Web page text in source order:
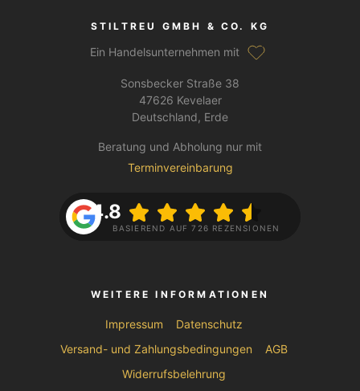
STILTREU GMBH & CO. KG
Ein Handelsunternehmen mit
Sonsbecker Straße 38
47626 Kevelaer
Deutschland, Erde
Beratung und Abholung nur mit
Terminvereinbarung
4.8
BASIEREND AUF 726 REZENSIONEN
WEITERE INFORMATIONEN
Impressum
Datenschutz
Versand- und Zahlungsbedingungen
AGB
Widerrufsbelehrung